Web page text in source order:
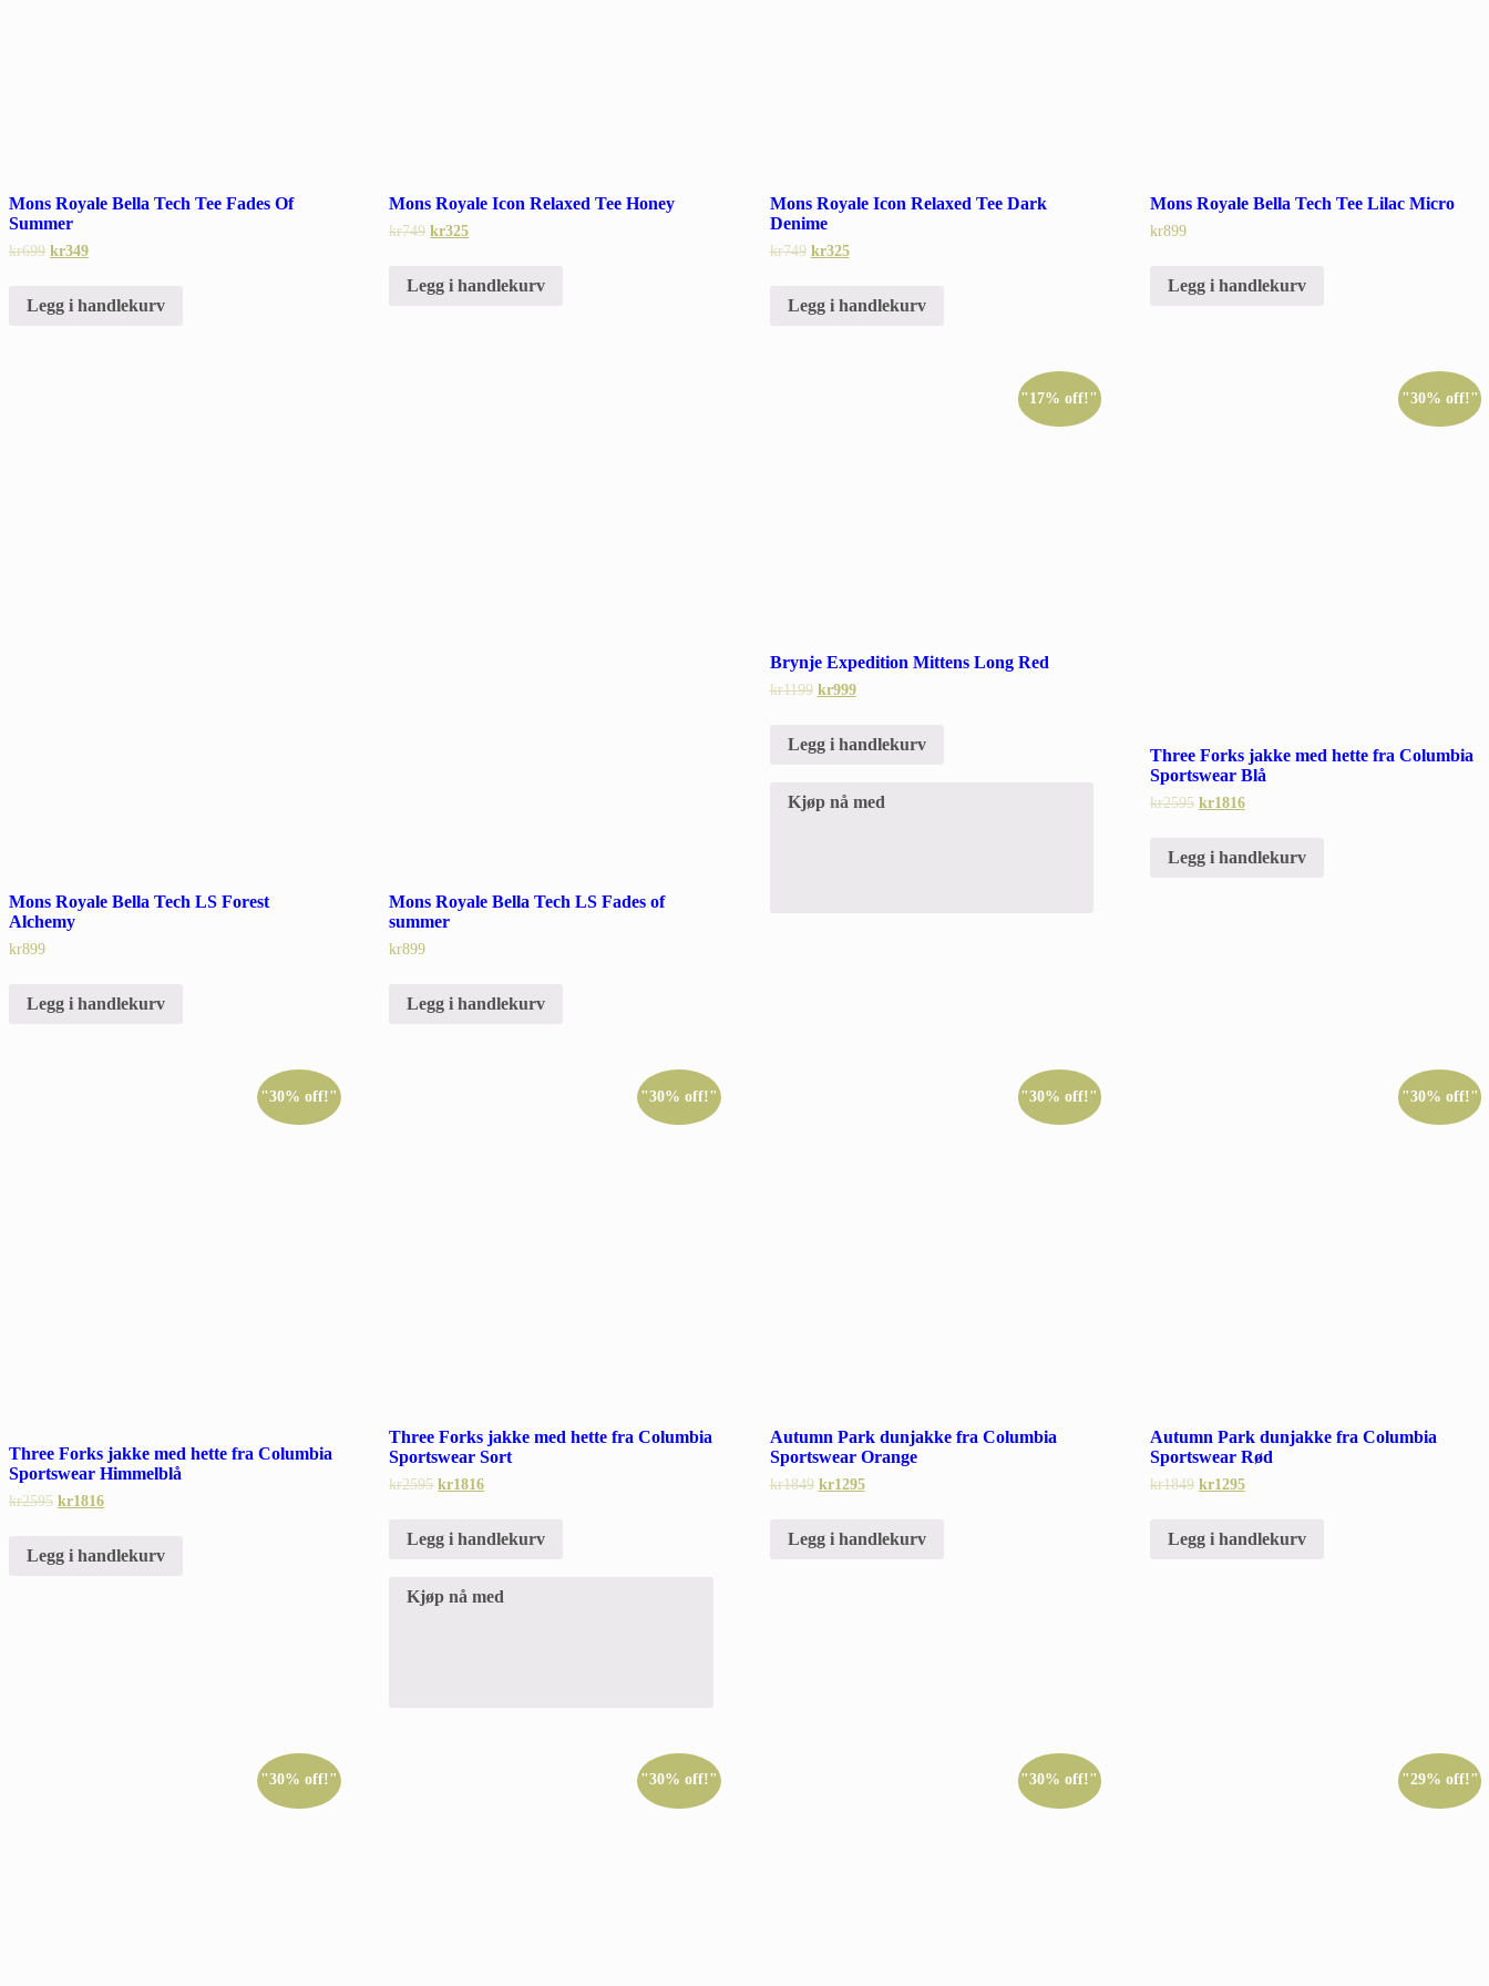
Mons Royale Bella Tech Tee Fades Of
Summer
kr699 kr349
Legg i handlekurv
Mons Royale Icon Relaxed Tee Honey
kr749 kr325
Legg i handlekurv
Mons Royale Icon Relaxed Tee Dark
Denime
kr749 kr325
Legg i handlekurv
Mons Royale Bella Tech Tee Lilac Micro
kr899
Legg i handlekurv
Mons Royale Bella Tech LS Forest
Alchemy
kr899
Legg i handlekurv
Mons Royale Bella Tech LS Fades of
summer
kr899
Legg i handlekurv
"17% off!"
Brynje Expedition Mittens Long Red
kr1199 kr999
Legg i handlekurv
Kjøp nå med
"30% off!"
Three Forks jakke med hette fra Columbia
Sportswear Blå
kr2595 kr1816
Legg i handlekurv
"30% off!"
Three Forks jakke med hette fra Columbia
Sportswear Himmelblå
kr2595 kr1816
Legg i handlekurv
"30% off!"
Three Forks jakke med hette fra Columbia
Sportswear Sort
kr2595 kr1816
Legg i handlekurv
Kjøp nå med
"30% off!"
Autumn Park dunjakke fra Columbia
Sportswear Orange
kr1849 kr1295
Legg i handlekurv
"30% off!"
Autumn Park dunjakke fra Columbia
Sportswear Rød
kr1849 kr1295
Legg i handlekurv
"30% off!" "30% off!" "30% off!" "29% off!"